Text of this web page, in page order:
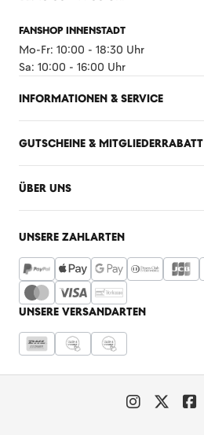
FANSHOP INNENSTADT
Mo-Fr: 10:00 - 18:30 Uhr
Sa: 10:00 - 16:00 Uhr
INFORMATIONEN & SERVICE
GUTSCHEINE & MITGLIEDERRABATT
ÜBER UNS
UNSERE ZAHLARTEN
UNSERE VERSANDARTEN